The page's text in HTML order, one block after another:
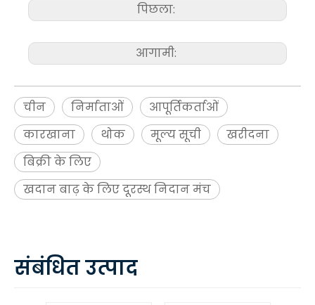
पिछला:
आगामी:
चीन निर्माताओं
आपूर्तिकर्ताओं
कारखाना
थोक मूल्य सूची
खरीदना
बिक्री के लिए
खदान बाढ़ के लिए दूरस्थ निदान मंच
संबंधित उत्पाद